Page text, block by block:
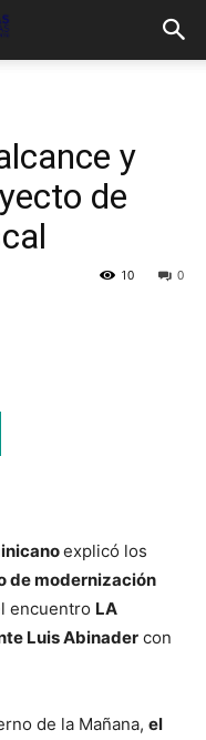
y
de
0
10
explicó los
de modernización
encuentro LA
Luis Abinader con
de la Mañana, el